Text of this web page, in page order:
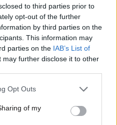
to third parties prior to
opt-out of the further
by third parties on the
This information may
parties on the IAB’s List of
may further disclose it to other
uses one or more Google
behaviour. You may click to
and its third-party tags to
Opt Outs
of my